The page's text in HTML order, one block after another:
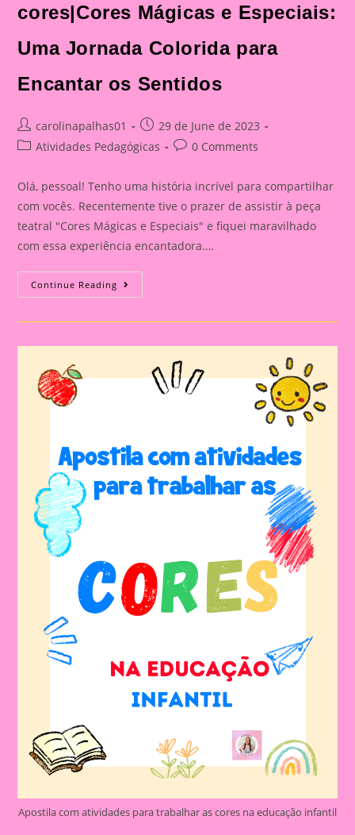
cores|Cores Mágicas e Especiais:
Uma Jornada Colorida para
Encantar os Sentidos
Post
author:
carolinapalhas01
Post
published:
29 de June de 2023
PostAtividades Pedagógicas
Post0 Comments
Olá, pessoal! Tenho uma história incrível para compartilhar
com vocês. Recentemente tive o prazer de assistir à peça
teatral "Cores Mágicas e Especiais" e fiquei maravilhado
com essa experiência encantadora.…
Continue Reading História
Em
Mágicas
Especiais:
Jornada
Sentidos
Apostila com atividades para trabalhar as cores na educação infantil